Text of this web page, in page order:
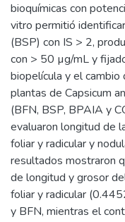
bioquímicas con
vitro permitió
(BSP) con IS > 2,
con > 50 µg/mL y
biopelícula y el cambio
plantas de Capsicum
(BFN, BSP, BPAIA y
evaluaron longitud de
foliar y radicular y
resultados mostraron
de longitud y grosor
foliar y radicular
y BFN, mientras el